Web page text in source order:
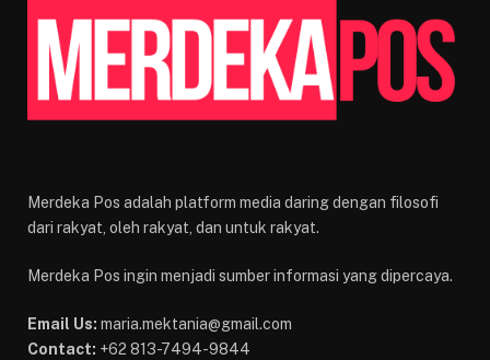
Merdeka Pos adalah platform media daring dengan filosofi
dari rakyat, oleh rakyat, dan untuk rakyat.
Merdeka Pos ingin menjadi sumber informasi yang dipercaya.
Email Us: maria.mektania@gmail.com
Contact: +62 813-7494-9844